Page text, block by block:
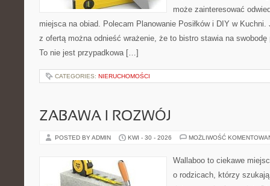
może zainteresować
miejsca na obiad. Polecam Planowanie Posiłków i DIY w
z ofertą można odnieść wrażenie, że to bistro stawia na swobodę
To nie jest przypadkowa […]
CATEGORIES: NIERUCHOMOŚCI
ZABAWA I ROZWÓJ
POSTED BY ADMIN KWI - 30 - 2026 MOŻLIWOŚĆ
Wallaboo to ciekawe
o rodzicach, którzy